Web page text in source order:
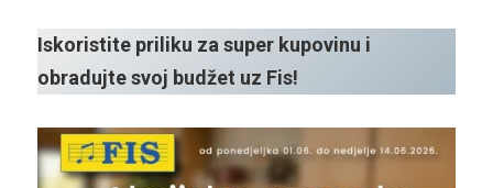
Iskoristite priliku za super kupovinu i
obradujte svoj budžet uz Fis!